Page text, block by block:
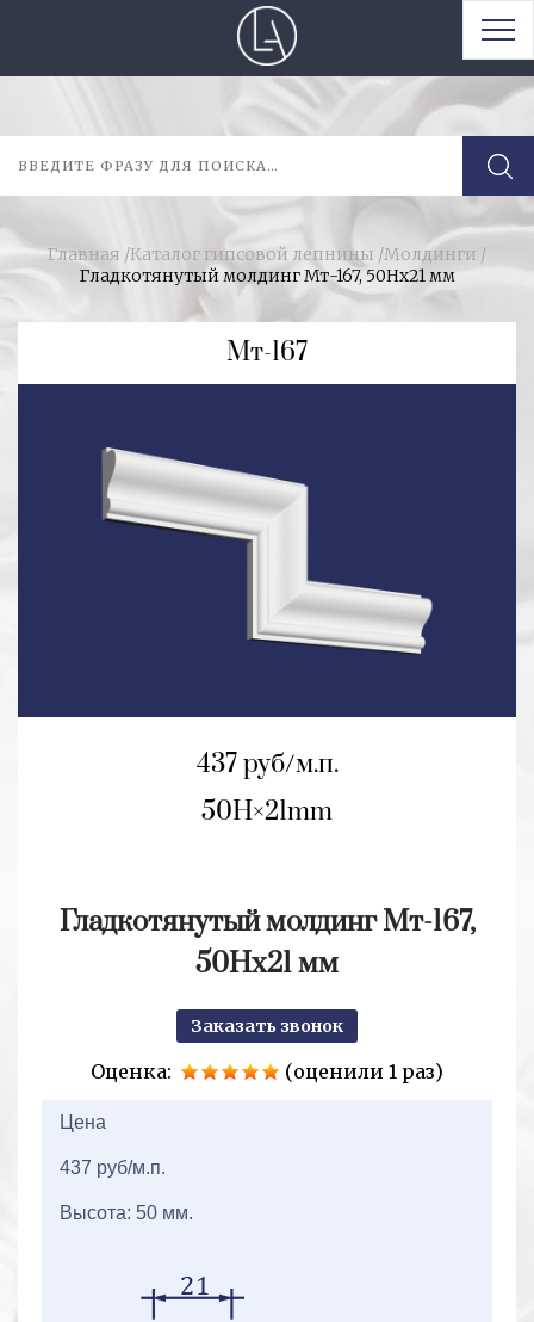
Главная /Каталог гипсовой лепнины /Молдинги /
Гладкотянутый молдинг Мт-167, 50Нх21 мм
Мт-167
437 руб/м.п.
50H 21mm
Гладкотянутый молдинг Мт-167,
50Нх21 мм
Заказать звонок
Оценка:
(оценили 1 раз)
Цена
437 руб/м.п.
Высота: 50 мм.